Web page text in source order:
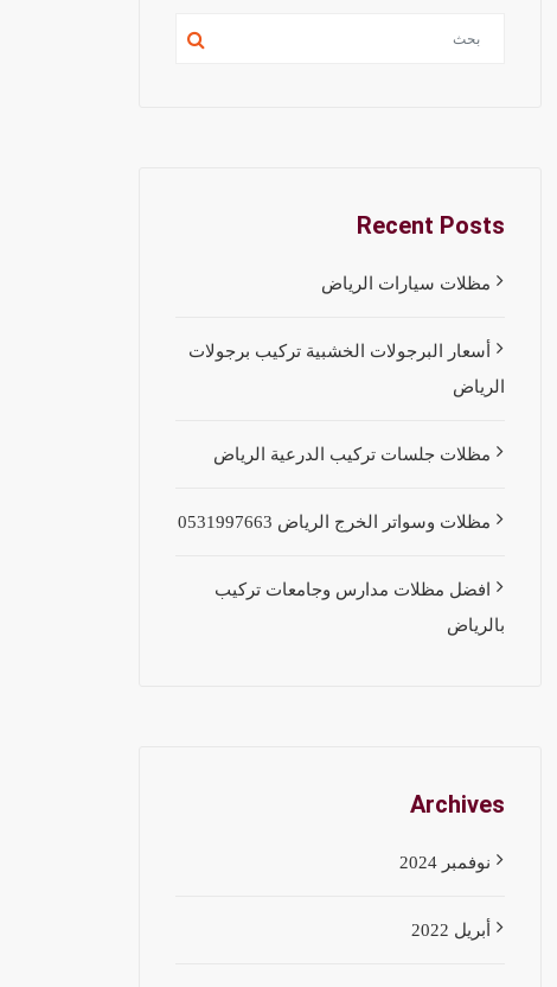
Recent Posts
مظلات سيارات الرياض
أسعار البرجولات الخشبية تركيب برجولات
الرياض
مظلات جلسات تركيب الدرعية الرياض
مظلات وسواتر الخرج الرياض 0531997663
افضل مظلات مدارس وجامعات تركيب
بالرياض
Archives
نوفمبر 2024
أبريل 2022